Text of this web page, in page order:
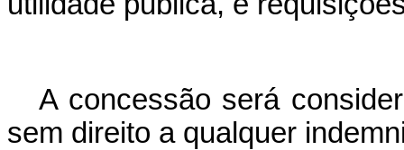
A concessão será
sem direito a qualquer